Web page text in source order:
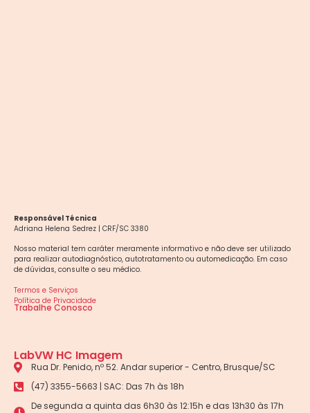
Responsável Técnica
Adriana Helena Sedrez | CRF/SC 3380
Nosso material tem caráter meramente informativo e não deve ser utilizado
para realizar autodiagnóstico, autotratamento ou automedicação. Em caso
de dúvidas, consulte o seu médico.
Termos e Serviços
Política de Privacidade
Trabalhe Conosco
LabVW HC Imagem
Rua Dr. Penido, nº 52. Andar superior - Centro, Brusque/SC
(47) 3355-5663 | SAC: Das 7h às 18h
De segunda a quinta das 6h30 às 12:15h e das 13h30 às 17h